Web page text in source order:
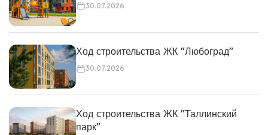
30.07.2026
Ход строительства ЖК "Любоград"
30.07.2026
Ход строительства ЖК "Таллинский
парк"